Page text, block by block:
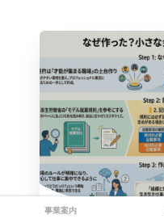
事業案内